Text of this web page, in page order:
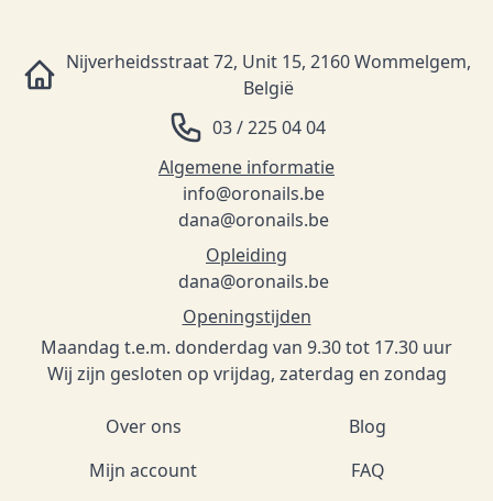
Nijverheidsstraat 72, Unit 15, 2160 Wommelgem,
België
03 / 225 04 04
Algemene informatie
info@oronails.be
dana@oronails.be
Opleiding
dana@oronails.be
Openingstijden
Maandag t.e.m. donderdag van 9.30 tot 17.30 uur
Wij zijn gesloten op vrijdag, zaterdag en zondag
Over ons
Mijn account
Blog
FAQ